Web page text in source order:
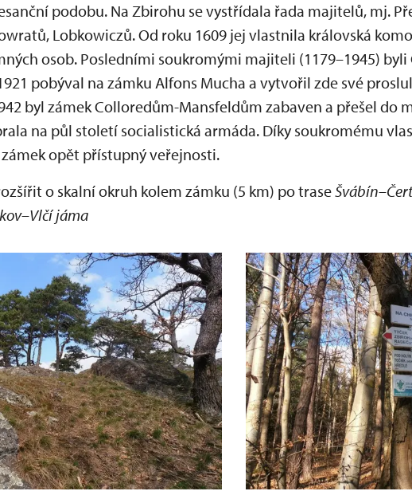
podobu. Na Zbirohu se vystřídala řada majitelů, mj.
Lobkowiczů. Od roku 1609 jej vlastnila královská
osob. Posledními soukromými majiteli (1179–1945)
pobýval na zámku Alfons Mucha a vytvořil zde své
byl zámek Colloredům-Mansfeldům zabaven a přešel do
na půl století socialistická armáda. Díky soukromému
opět přístupný veřejnosti.
o skalní okruh kolem zámku (5 km) po traseŠvábín–
–Vlčí jáma